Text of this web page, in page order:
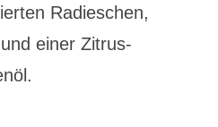
Radieschen,
einer Zitrus-